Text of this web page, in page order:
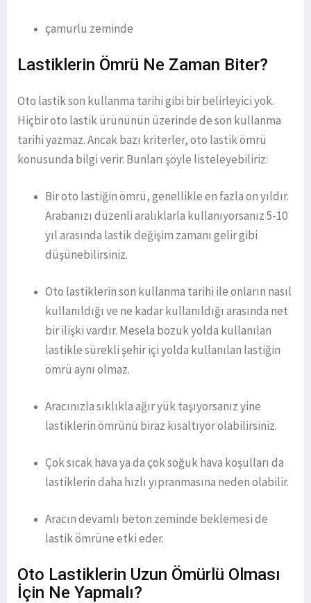
çamurlu zeminde
Lastiklerin Ömrü Ne Zaman Biter?
Oto lastik son kullanma tarihi gibi bir belirleyici yok.
Hiçbir oto lastik ürününün üzerinde de son kullanma
tarihi yazmaz. Ancak bazı kriterler, oto lastik ömrü
konusunda bilgi verir. Bunları şöyle listeleyebiliriz:
Bir oto lastiğin ömrü, genellikle en fazla on yıldır.
Arabanızı düzenli aralıklarla kullanıyorsanız 5-10
yıl arasında lastik değişim zamanı gelir gibi
düşünebilirsiniz.
Oto lastiklerin son kullanma tarihi ile onların nasıl
kullanıldığı ve ne kadar kullanıldığı arasında net
bir ilişki vardır. Mesela bozuk yolda kullanılan
lastikle sürekli şehir içi yolda kullanılan lastiğin
ömrü aynı olmaz.
Aracınızla sıklıkla ağır yük taşıyorsanız yine
lastiklerin ömrünü biraz kısaltıyor olabilirsiniz.
Çok sıcak hava ya da çok soğuk hava koşulları da
lastiklerin daha hızlı yıpranmasına neden olabilir.
Aracın devamlı beton zeminde beklemesi de
lastik ömrüne etki eder.
Oto Lastiklerin Uzun Ömürlü Olması
İçin Ne Yapmalı?